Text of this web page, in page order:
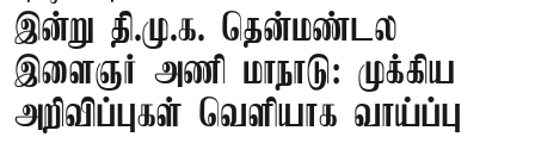
இன்று தி.மு.க. தென்மண்டல
இளைஞர் அணி மாநாடு: முக்கிய
அறிவிப்புகள் வெளியாக வாய்ப்பு